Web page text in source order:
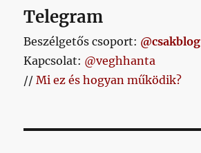
Telegram
Beszélgetős csoport: @csakblog
Kapcsolat: @veghhanta
//Mi ez és hogyan működik?